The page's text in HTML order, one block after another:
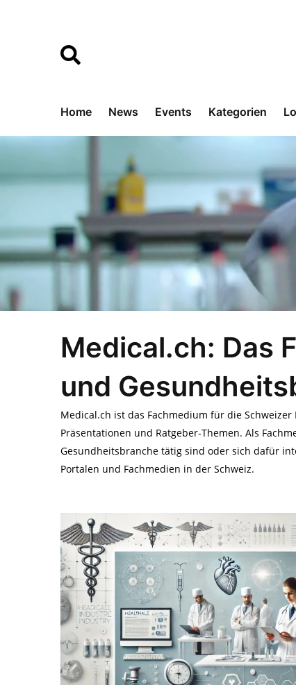
Home News Events Kategorien
Medical.ch: Das
und
Medical.ch ist das Fachmedium für die
Präsentationen und Ratgeber-Themen. Als
Gesundheitsbranche tätig sind oder sich dafür
Portalen und Fachmedien in der Schweiz.